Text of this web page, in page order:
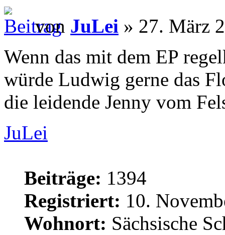
von JuLei » 27. März
Wenn das mit dem EP
würde Ludwig gerne das
die leidende Jenny vom
JuLei
Beiträge: 1394
Registriert: 10.
Wohnort: Sächsische